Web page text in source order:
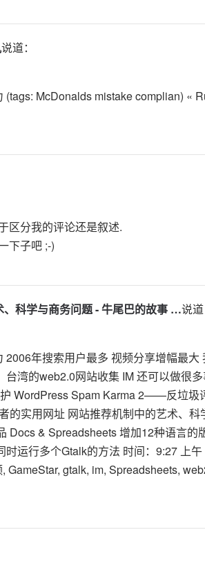
说道：
McDonalds mistake complian) «
区分我的评论还是叙述.
下子吧 ;-)
、科学与商务问题 - 牛尾巴的故事 …说道
年搜索用户最多 视频分享增幅最大
湾的web2.0网站收集 IM 还可以做很多
WordPress Spam Karma 2——反垃圾
的实用网址 网站推荐机制中的艺术、科
Docs & Spreadsheets 增加12种语言的
运行多个Gtalk的方法 时间：9:27 上午
GameStar, gtalk, im, Spreadsheets,